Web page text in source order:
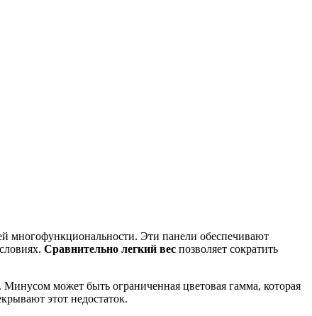
многофункциональности. Эти панели обеспечивают
Сравнительно легкий вес позволяет сократить
может быть ограниченная цветовая гамма, которая
этот недостаток.